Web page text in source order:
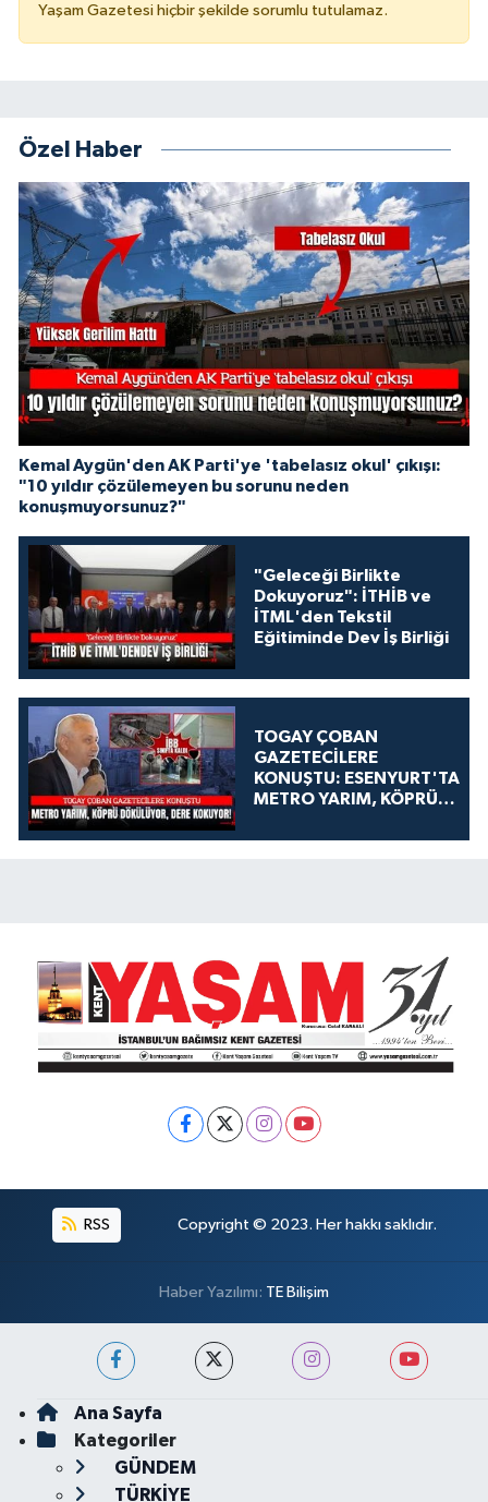
Yaşam Gazetesi hiçbir şekilde sorumlu tutulamaz.
Özel Haber
Kemal Aygün'den AK Parti'ye 'tabelasız okul' çıkışı:
"10 yıldır çözülemeyen bu sorunu neden
konuşmuyorsunuz?"
"Geleceği Birlikte
Dokuyoruz": İTHİB ve
İTML'den Tekstil
Eğitiminde Dev İş Birliği
TOGAY ÇOBAN
GAZETECİLERE
KONUŞTU: ESENYURT'TA
METRO YARIM, KÖPRÜ
KOKUYOR!
RSS Copyright © 2023. Her hakkı saklıdır.
Haber Yazılımı: TE Bilişim
Ana Sayfa
Kategoriler
GÜNDEM
TÜRKİYE